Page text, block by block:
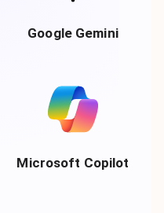
Google Gemini
Microsoft Copilot